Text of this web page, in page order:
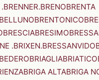
BRENOBRENTA
BRENTONICO
BRESCIABRESIMO
.BRIXEN.BRESSANVIDO
BRIAGLIABRIATICO
BRIGA ALTABRIGA